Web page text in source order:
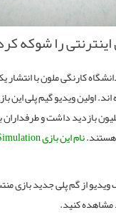
را شوکه کرد!
کارنگی ملون با انتشار یک
بازدید داشت و طرفداران
نام این بازیSimulation
از گم پلی جدید بازی
کنید.